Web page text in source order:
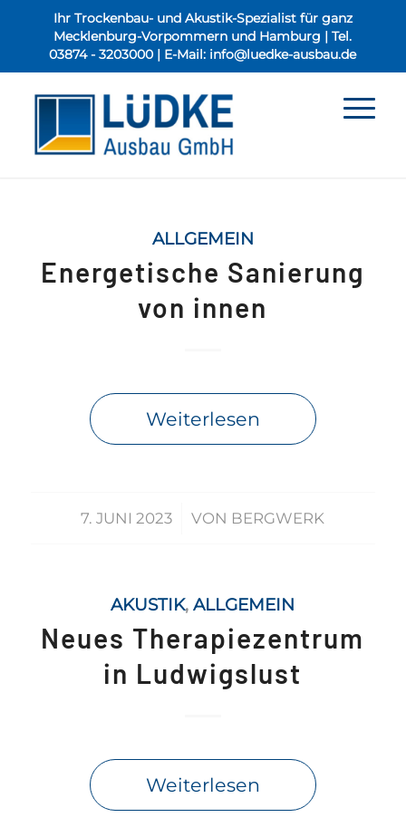
Ihr Trockenbau- und Akustik-Spezialist für ganz
Mecklenburg-Vorpommern und Hamburg | Tel.
03874 - 3203000 | E-Mail: info@luedke-ausbau.de
ALLGEMEIN
Energetische Sanierung
von innen
Weiterlesen
7. JUNI 2023
/ VON BERGWERK
AKUSTIK,ALLGEMEIN
Neues Therapiezentrum
in Ludwigslust
Weiterlesen